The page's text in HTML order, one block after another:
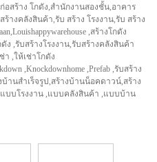
อสร้าง โกดัง,สำนักงานสองชั้น,อาคาร
างคลังสินค้า,รับ สร้าง โรงงาน,รับ สร้าง
,สร้างโกดัง
ง ,รับสร้างโรงงาน,รับสร้างคลังสินค้า
า ,ให้เช่าโกดัง
,Knockdownhome ,Prefab ,รับสร้าง
บ้านสำเร็จรูป,สร้างบ้านน็อคดาวน์,สร้าง
บบโรงงาน ,แบบคลังสินค้า ,แบบบ้าน